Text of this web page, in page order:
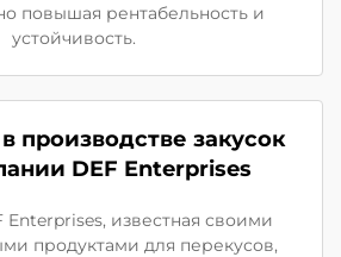
повышая рентабельность и
устойчивость.
производстве закусок
DEF Enterprises
Enterprises, известная своими
продуктами для перекусов,